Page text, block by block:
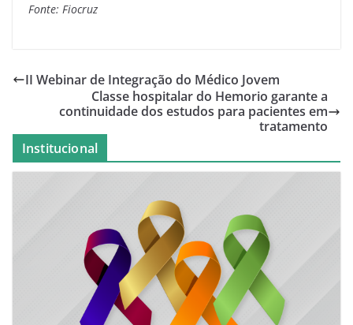
Fonte: Fiocruz
II Webinar de Integração do Médico Jovem
Classe hospitalar do Hemorio garante a
continuidade dos estudos para pacientes em
tratamento
Institucional